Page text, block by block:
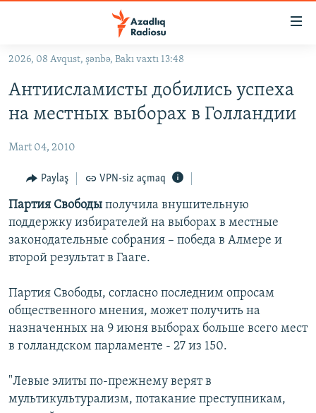
Əsas
qayıt
Əsas
qayıt
#ƏSLINDƏ
FƏRQƏ BAX
QANUNI DOĞRU
ARAŞDIRMA
MULTIMEDIA
İNFOQRAFIKA
KARIKATURA
AZƏRBAYCAN ƏDƏBIYYATI KITABXANASI
İSLAM VƏ DEMOKRATIYA
İZ - MƏDƏNIYYƏT PROQRAMI
HAQQIMIZDA
MISSIYAMIZ
PEŞƏ ETIKASI VƏ JURNALISTIKA STANDARTLARIMIZ
MATERIALLARIMIZDAN ISTIFADƏ
AZADLIQRADIOSU MOBIL TELEFONUNUZDA
BIZI IZLƏ
RFE/RL-in bütün saytları
2026, 08 Avqust, şənbə, Bakı vaxtı 13:48
Антиисламисты добились успеха
на местных выборах в Голландии
Mart 04, 2010
Paylaş VPN-siz açmaq
Партия Свободы получила внушительную
поддержку избирателей на выборах в местные
законодательные собрания – победа в Алмере и
второй результат в Гааге.
Партия Свободы, согласно последним опросам
общественного мнения, может получить на
назначенных на 9 июня выборах больше всего мест
в голландском парламенте - 27 из 150.
"Левые элиты по-прежнему верят в
мультикультурализм, потакание преступникам,